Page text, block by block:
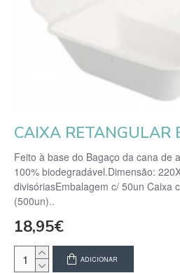
Feito à base do Bagaço da cana de
100% biodegradável.Dimensão:
divisóriasEmbalagem c/ 50un Caixa
(500un)..
18,95€
ADICIONAR